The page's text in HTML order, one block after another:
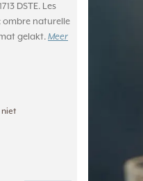
DSTE. Les
ombre naturelle
gelakt. Meer